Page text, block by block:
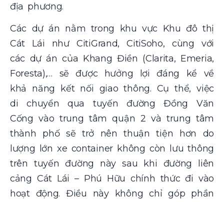
địa phương.
Các dự án nằm trong khu vực Khu đô thị
Cát Lái như CitiGrand, CitiSoho, cùng với
các dự án của Khang Điền (Clarita, Emeria,
Foresta),… sẽ được hưởng lợi đáng kể về
khả năng kết nối giao thông. Cụ thể, việc
di chuyển qua tuyến đường Đồng Văn
Cống vào trung tâm quận 2 và trung tâm
thành phố sẽ trở nên thuận tiện hơn do
lượng lớn xe container không còn lưu thông
trên tuyến đường này sau khi đường liên
cảng Cát Lái – Phú Hữu chính thức đi vào
hoạt động. Điều này không chỉ góp phần